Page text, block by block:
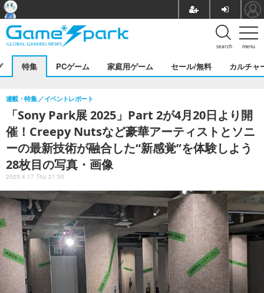
menu
search
特集 PCゲーム 家庭用ゲーム セール/無料 カルチャ
「Sony Park展 2025」Part 2が4月20日より開
催！Creepy Nutsなど豪華アーティストとソニ
ーの最新技術が融合した“新感覚”を体験しよう
28枚目の写真・画像
連載・特集 イベントレポート
2025.4.17 Thu 21:30